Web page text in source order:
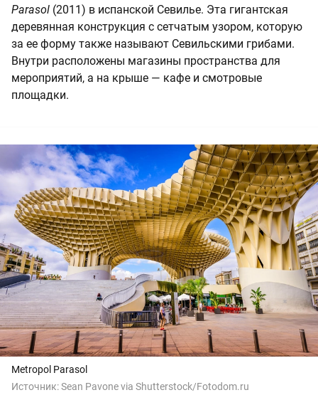
Parasol (2011) в испанской Севилье. Эта гигантская
деревянная конструкция с сетчатым узором, которую
за ее форму также называют Севильскими грибами.
Внутри расположены магазины пространства для
мероприятий, а на крыше — кафе и смотровые
площадки.
Metropol Parasol
Источник:Sean Pavone via Shutterstock/Fotodom.ru